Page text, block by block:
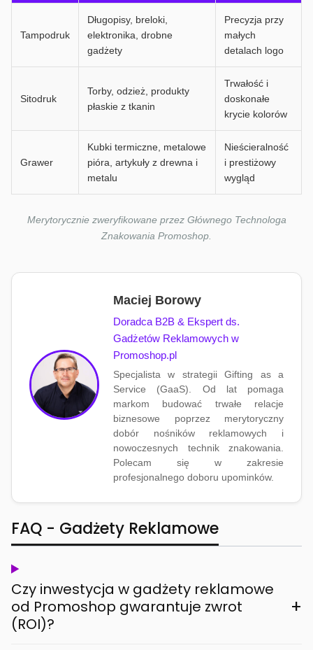
Tampodruk
Długopisy, breloki,
elektronika, drobne
gadżety
Precyzja przy
małych
detalach logo
Sitodruk
Torby, odzież, produkty
płaskie z tkanin
Trwałość i
doskonałe
krycie kolorów
Grawer
Kubki termiczne, metalowe
pióra, artykuły z drewna i
metalu
Nieścieralność
i prestiżowy
wygląd
Merytorycznie zweryfikowane przez Głównego Technologa
Znakowania Promoshop.
Maciej Borowy
Doradca B2B & Ekspert ds.
Gadżetów Reklamowych w
Promoshop.pl
Specjalista w strategii Gifting as a
Service (GaaS). Od lat pomaga
markom budować trwałe relacje
biznesowe poprzez merytoryczny
dobór nośników reklamowych i
nowoczesnych technik znakowania.
Polecam się w zakresie
profesjonalnego doboru upominków.
FAQ - Gadżety Reklamowe
Czy inwestycja w gadżety reklamowe
od Promoshop gwarantuje zwrot
(ROI)?
+